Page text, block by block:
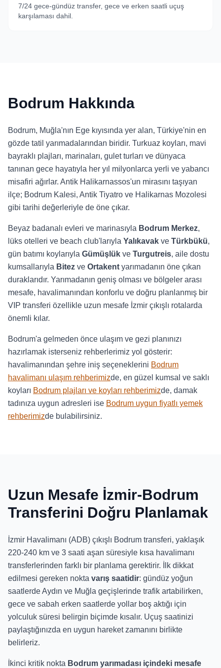
7/24 gece-gündüz transfer, gece ve erken saatli uçuş
karşılaması dahil.
Bodrum Hakkında
Bodrum, Muğla'nın Ege kıyısında yer alan, Türkiye'nin en
gözde tatil yarımadalarından biridir. Turkuaz koyları, mavi
bayraklı plajları, marinaları, gulet turları ve dünyaca
tanınan gece hayatıyla her yıl milyonlarca yerli ve yabancı
misafiri ağırlar. Antik Halikarnassos'un mirasını taşıyan
ilçe; Bodrum Kalesi, Antik Tiyatro ve Halikarnas Mozolesi
gibi tarihi değerleriyle de öne çıkar.
Beyaz badanalı evleri ve marinasıyla Bodrum Merkez,
lüks otelleri ve beach club'larıyla Yalıkavak ve Türkbükü,
gün batımı koylarıyla Gümüşlük ve Turgutreis, aile dostu
kumsallarıyla Bitez ve Ortakent yarımadanın öne çıkan
duraklarıdır. Yarımadanın geniş olması ve bölgeler arası
mesafe, havalimanından konforlu ve doğru planlanmış bir
VIP transferi özellikle uzun mesafe İzmir çıkışlı rotalarda
önemli kılar.
Bodrum'a gelmeden önce ulaşım ve gezi planınızı
hazırlamak isterseniz rehberlerimiz yol gösterir:
havalimanından şehre iniş seçeneklerini Bodrum
havalimanı ulaşım rehberimizde, en güzel kumsal ve saklı
koyları Bodrum plajları ve koyları rehberimizde, damak
tadınıza uygun adresleri ise Bodrum uygun fiyatlı yemek
rehberimizde bulabilirsiniz.
Uzun Mesafe İzmir-Bodrum
Transferini Doğru Planlamak
İzmir Havalimanı (ADB) çıkışlı Bodrum transferi, yaklaşık
220-240 km ve 3 saati aşan süresiyle kısa havalimanı
transferlerinden farklı bir planlama gerektirir. İlk dikkat
edilmesi gereken nokta varış saatidir: gündüz yoğun
saatlerde Aydın ve Muğla geçişlerinde trafik artabilirken,
gece ve sabah erken saatlerde yollar boş aktığı için
yolculuk süresi belirgin biçimde kısalır. Uçuş saatinizi
paylaştığınızda en uygun hareket zamanını birlikte
belirleriz.
İkinci kritik nokta Bodrum yarımadası içindeki mesafe